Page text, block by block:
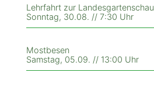
Lehrfahrt zur Landesgartenschau
Sonntag, 30.08. // 7:30 Uhr
Mostbesen
Samstag, 05.09. // 13:00 Uhr